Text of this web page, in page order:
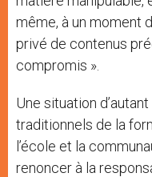
même, à un moment
privé de contenus
compromis ».
Une situation
traditionnels de la
l’école et la
renoncer à la